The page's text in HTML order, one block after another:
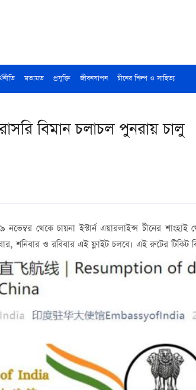
মতামত প্রযুক্তি জীবনযাপন চীনের শিল্প ও সাহিত্য
বিমান চলাচল পুনরায় চালু
থেকে চায়না ইস্টার্ন এয়ারলাইন্স চীনের শাংহাই
শনিবার ও রবিবার এই ফ্লাইট চলবে। এই রুটের টিকিট